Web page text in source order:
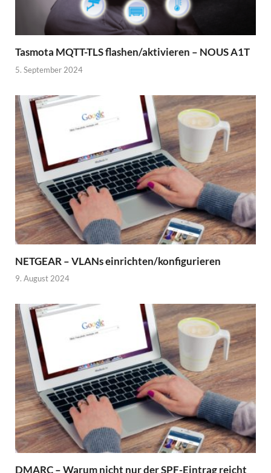
Tasmota MQTT-TLS flashen/aktivieren – NOUS A1T
5. September 2024
NETGEAR – VLANs einrichten/konfigurieren
9. August 2024
DMARC – Warum nicht nur der SPF-Eintrag reicht